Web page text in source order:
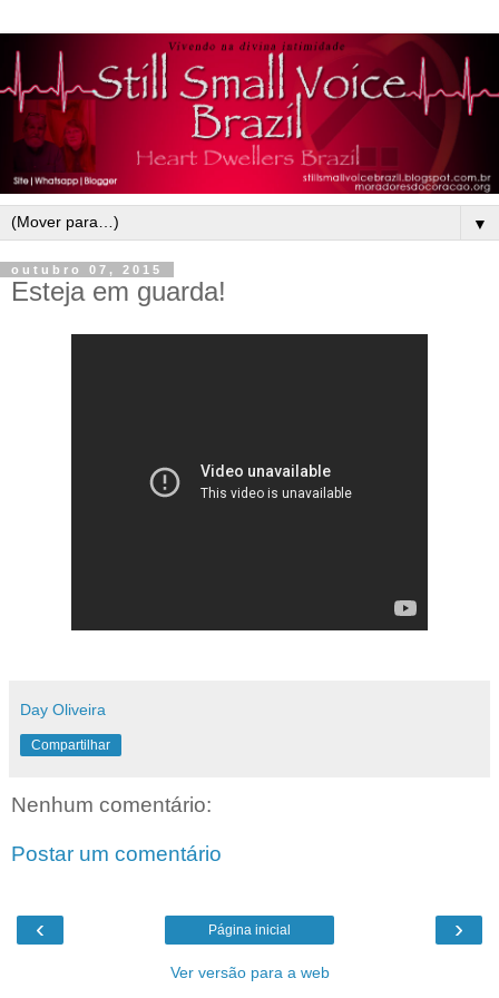
▼
outubro 07, 2015
Esteja em guarda!
Day Oliveira
Compartilhar
Nenhum comentário:
Postar um comentário
‹ ›
Página inicial
Ver versão para a web